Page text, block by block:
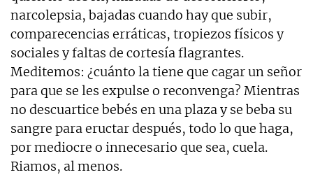
narcolepsia, bajadas cuando hay que subir,
comparecencias erráticas, tropiezos físicos y
sociales y faltas de cortesía flagrantes.
Meditemos: ¿cuánto la tiene que cagar un señor
para que se les expulse o reconvenga? Mientras
no descuartice bebés en una plaza y se beba su
sangre para eructar después, todo lo que haga,
por mediocre o innecesario que sea, cuela.
Riamos, al menos.